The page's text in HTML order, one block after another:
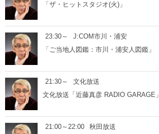
「ザ・ヒットスタジオ(火)」
23:30～
J:COM市川・浦安
「ご当地人図鑑：市川・浦安人図鑑」
21:30～
文化放送
文化放送「近藤真彦 RADIO GARAGE」
21:00～22:00
秋田放送